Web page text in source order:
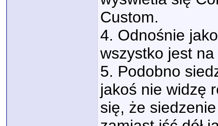
Custom.
4. Odnośnie
wszystko jest
5. Podobno
jakoś nie widzę
się, że